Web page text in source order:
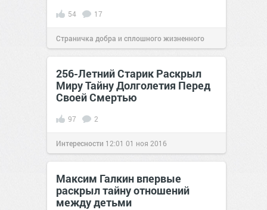
54 17
Страничка добра и сплошного жизненного
позитива! 20:50 30 окт 2020
256-Летний Старик Раскрыл
Миру Тайну Долголетия Перед
Своей Смертью
97 2
Интересности 12:01 01 ноя 2016
Максим Галкин впервые
раскрыл тайну отношений
между детьми